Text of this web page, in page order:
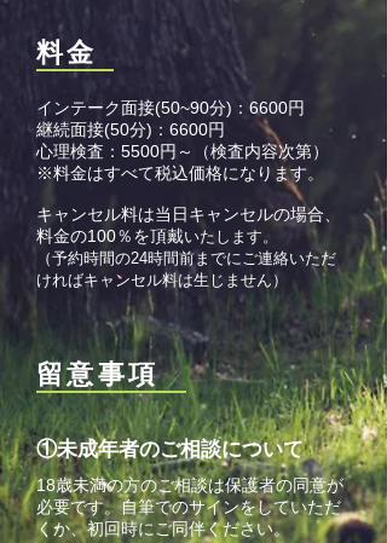
​料金
インテーク面接(50~90分)：6600円
継続面接(50分)：6600円
心理検査：5500円～（検査内容次第）
※料金はすべて税込価格になります。
キャンセル料は当日キャンセルの場合、
料金の100％を頂戴いたします。
（予約時間の24時間前までにご連絡いただ
ければキャンセル料は生じません）
​留意事項
​①未成年者のご相談について
18歳未満の方のご相談は保護者の同意が
必要です。自筆でのサインをしていただ
くか、初回時にご同伴ください。